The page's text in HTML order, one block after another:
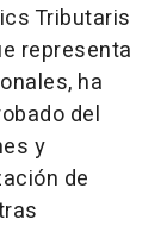
Tributaris
representa
ha
del
y
de